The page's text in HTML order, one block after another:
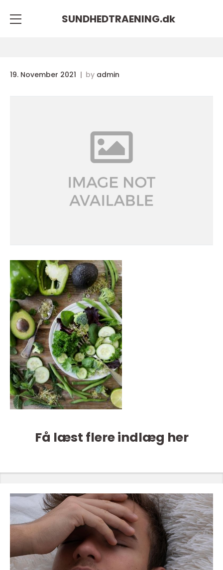
SUNDHEDTRAENING.dk
19. November 2021 by admin
Få læst flere indlæg her